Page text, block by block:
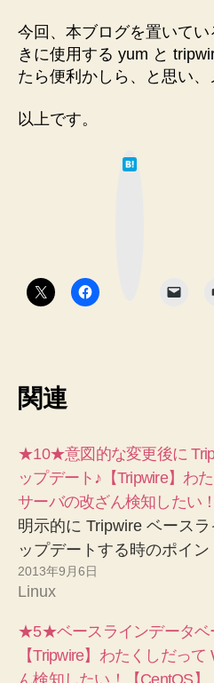
今回、本ブログを置いて
きに使用する yum と
たら便利かしら、と思い、
以上です。
関連
★10★意図的な変更後に
ップデート♪【Tripwire】わ
サーバの改ざん検知したい
明示的に Tripwire ベース
ップデートする時のポイ
2013年9月6日
Linux
★5★ベースラインデータベ
【Tripwire】わたくしだっ
ん検知したい！【CentOS】